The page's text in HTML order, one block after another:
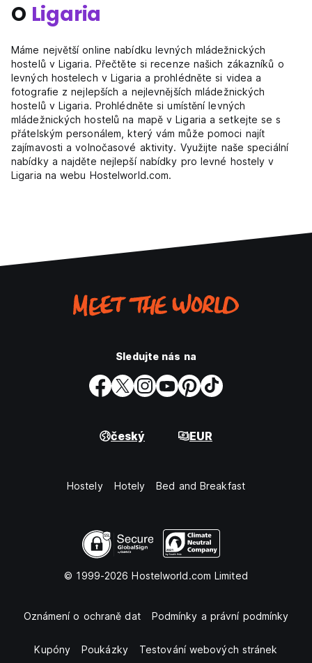
O Ligaria
Máme největší online nabídku levných mládežnických
hostelů v Ligaria. Přečtěte si recenze našich zákazníků o
levných hostelech v Ligaria a prohlédněte si videa a
fotografie z nejlepších a nejlevnějších mládežnických
hostelů v Ligaria. Prohlédněte si umístění levných
mládežnických hostelů na mapě v Ligaria a setkejte se s
přátelským personálem, který vám může pomoci najít
zajímavosti a volnočasové aktivity. Využijte naše speciální
nabídky a najděte nejlepší nabídky pro levné hostely v
Ligaria na webu Hostelworld.com.
Sledujte nás na
český EUR
Hostely Hotely Bed and Breakfast
© 1999-2026 Hostelworld.com Limited
Oznámení o ochraně dat Podmínky a právní podmínky
Kupóny Poukázky Testování webových stránek